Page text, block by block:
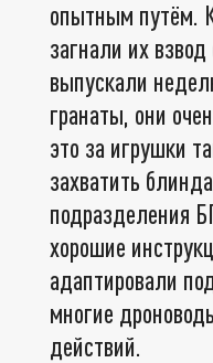
опытным путём.
загнали их
выпускали
гранаты, они
это за игрушки
захватить
подразделения
хорошие
адаптировали
многие
действий.